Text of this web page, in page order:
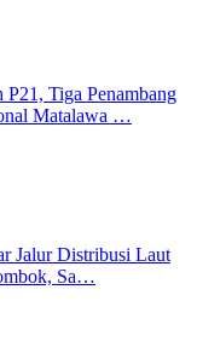
P21, Tiga Penambang
Matalawa …
Jalur Distribusi Laut
Sa…